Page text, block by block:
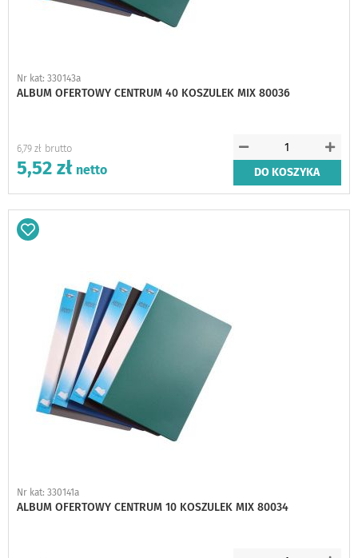
Nr kat: 330143a
ALBUM OFERTOWY CENTRUM 40 KOSZULEK MIX 80036
6,79 zł
5,52 zł DO KOSZYKA
Dodaj
Nr kat: 330141a
ALBUM OFERTOWY CENTRUM 10 KOSZULEK MIX 80034